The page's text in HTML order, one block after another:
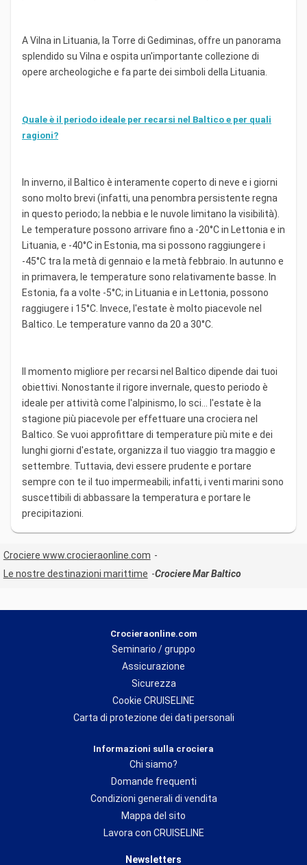
A Vilna in Lituania, la Torre di Gediminas, offre un panorama
splendido su Vilna e ospita un'importante collezione di
opere archeologiche e fa parte dei simboli della Lituania.
Quale è il periodo ideale per recarsi nel Baltico e per quali
ragioni?
In inverno, il Baltico è interamente coperto di neve e i giorni
sono molto brevi (infatti, una penombra persistente regna
in questo periodo; la nebbia e le nuvole limitano la visibilità).
Le temperature possono arrivare fino a -20°C in Lettonia e in
Lituania, e -40°C in Estonia, ma si possono raggiungere i
-45°C tra la metà di gennaio e la metà febbraio. In autunno e
in primavera, le temperature sono relativamente basse. In
Estonia, fa a volte -5°C; in Lituania e in Lettonia, possono
raggiugere i 15°C. Invece, l'estate è molto piacevole nel
Baltico. Le temperature vanno da 20 a 30°C.
Il momento migliore per recarsi nel Baltico dipende dai tuoi
obiettivi. Nonostante il rigore invernale, questo periodo è
ideale per attività come l'alpinismo, lo sci… l'estate è la
stagione più piacevole per effettuare una crociera nel
Baltico. Se vuoi approfittare di temperature più mite e dei
lunghi giorni d'estate, organizza il tuo viaggio tra maggio e
settembre. Tuttavia, devi essere prudente e portare
sempre con te il tuo impermeabili; infatti, i venti marini sono
suscettibili di abbassare la temperatura e portare le
precipitazioni.
Crociere www.crocieraonline.com
Le nostre destinazioni marittime
Crociere Mar Baltico
Crocieraonline.com
Seminario / gruppo
Assicurazione
Sicurezza
Cookie CRUISELINE
Carta di protezione dei dati personali
Informazioni sulla crociera
Chi siamo?
Domande frequenti
Condizioni generali di vendita
Mappa del sito
Lavora con CRUISELINE
Newsletters